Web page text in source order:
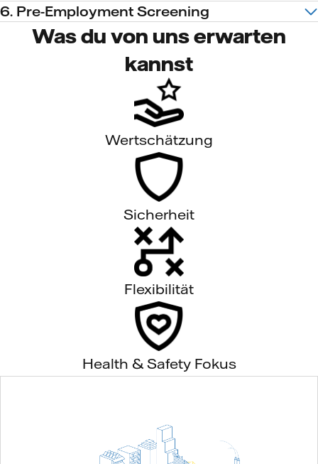
6. Pre-Employment Screening
Was du von uns erwarten
kannst
Wertschätzung
Sicherheit
Flexibilität
Health & Safety Fokus